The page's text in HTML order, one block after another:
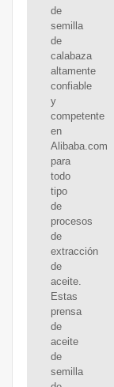
de
semilla
de
calabaza
altamente
confiable
y
competente
en
Alibaba.com
para
todo
tipo
de
procesos
de
extracción
de
aceite.
Estas
prensa
de
aceite
de
semilla